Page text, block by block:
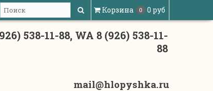
Корзина 0 0 руб
538-11-88, WA 8 (926) 538-11-
88
mail@hlopyshka.ru